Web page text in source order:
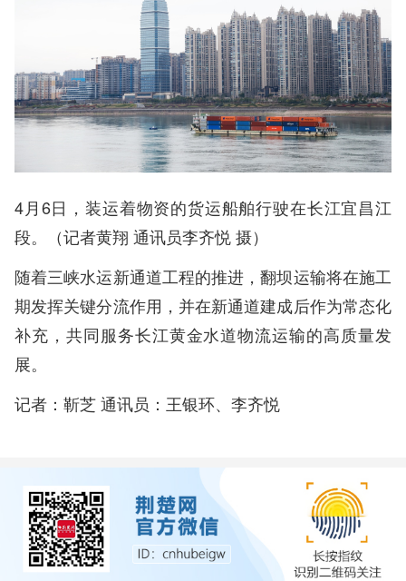
4月6日，装运着物资的货运船舶行驶在长江宜昌江
段。（记者黄翔 通讯员李齐悦 摄）
随着三峡水运新通道工程的推进，翻坝运输将在施工
期发挥关键分流作用，并在新通道建成后作为常态化
补充，共同服务长江黄金水道物流运输的高质量发
展。
记者：靳芝 通讯员：王银环、李齐悦